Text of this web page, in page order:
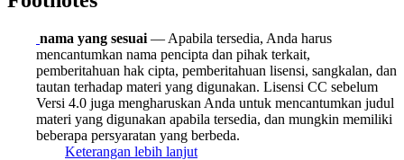
nama yang sesuai — Apabila tersedia, Anda harus
mencantumkan nama pencipta dan pihak terkait,
pemberitahuan hak cipta, pemberitahuan lisensi, sangkalan, dan
tautan terhadap materi yang digunakan. Lisensi CC sebelum
Versi 4.0 juga mengharuskan Anda untuk mencantumkan judul
materi yang digunakan apabila tersedia, dan mungkin memiliki
beberapa persyaratan yang berbeda.
Keterangan lebih lanjut